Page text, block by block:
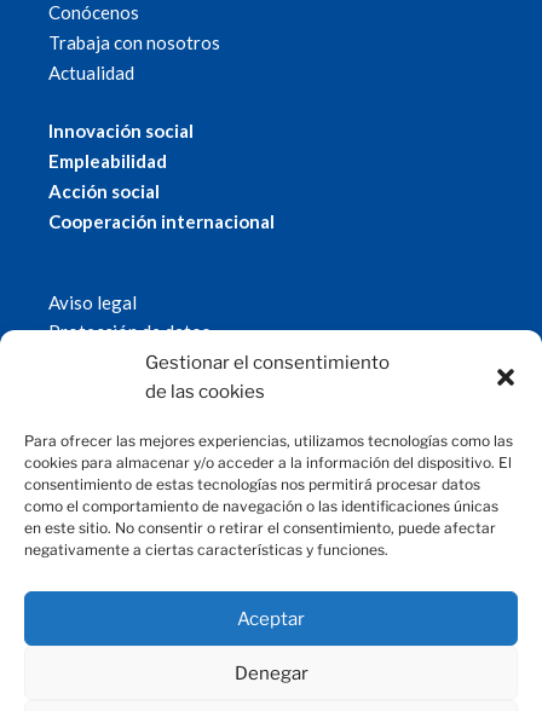
Gestionar el consentimiento
de las cookies
Para ofrecer las mejores experiencias, utilizamos tecnologías como las
cookies para almacenar y/o acceder a la información del dispositivo. El
consentimiento de estas tecnologías nos permitirá procesar datos
como el comportamiento de navegación o las identificaciones únicas
en este sitio. No consentir o retirar el consentimiento, puede afectar
negativamente a ciertas características y funciones.
Aceptar
Denegar
Conócenos
Trabaja con nosotros
Actualidad
Innovación social
Empleabilidad
Acción social
Cooperación internacional
Aviso legal
Protección de datos
Política de cookies
© 2019 Fundación Magtel.
CONTACTO
fundacion@magtel.es
Parque Empresarial Las Quemadas
C/Gabriel Ramos Bejarano, 114
14014 Córdoba